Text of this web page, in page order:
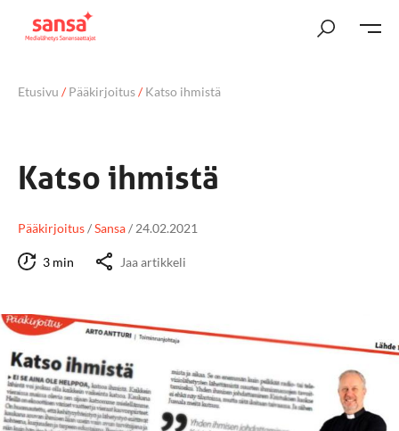
Etusivu /Pääkirjoitus/Katso ihmistä
Katso ihmistä
Pääkirjoitus/Sansa/ 24.02.2021
3 min Jaa artikkeli